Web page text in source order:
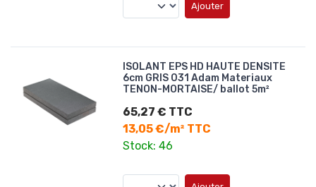
Ajouter
ISOLANT EPS HD HAUTE DENSITE
6cm GRIS 031 Adam Materiaux
TENON-MORTAISE/ ballot 5m²
65,27 € TTC
13,05 €/m² TTC
Stock: 46